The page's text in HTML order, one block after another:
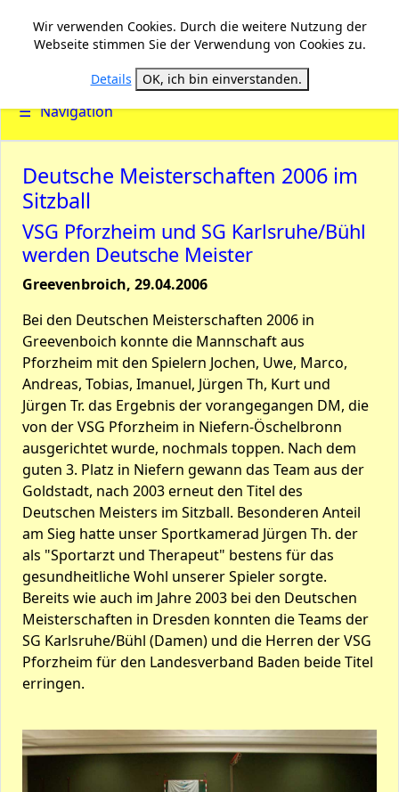
Wir verwenden Cookies. Durch die weitere Nutzung der
Webseite stimmen Sie der Verwendung von Cookies zu.
Details OK, ich bin einverstanden.
☰ Navigation
Deutsche Meisterschaften 2006 im
Sitzball
VSG Pforzheim und SG Karlsruhe/Bühl
werden Deutsche Meister
Greevenbroich, 29.04.2006
Bei den Deutschen Meisterschaften 2006 in
Greevenboich konnte die Mannschaft aus
Pforzheim mit den Spielern Jochen, Uwe, Marco,
Andreas, Tobias, Imanuel, Jürgen Th, Kurt und
Jürgen Tr. das Ergebnis der vorangegangen DM, die
von der VSG Pforzheim in Niefern-Öschelbronn
ausgerichtet wurde, nochmals toppen. Nach dem
guten 3. Platz in Niefern gewann das Team aus der
Goldstadt, nach 2003 erneut den Titel des
Deutschen Meisters im Sitzball. Besonderen Anteil
am Sieg hatte unser Sportkamerad Jürgen Th. der
als "Sportarzt und Therapeut" bestens für das
gesundheitliche Wohl unserer Spieler sorgte.
Bereits wie auch im Jahre 2003 bei den Deutschen
Meisterschaften in Dresden konnten die Teams der
SG Karlsruhe/Bühl (Damen) und die Herren der VSG
Pforzheim für den Landesverband Baden beide Titel
erringen.